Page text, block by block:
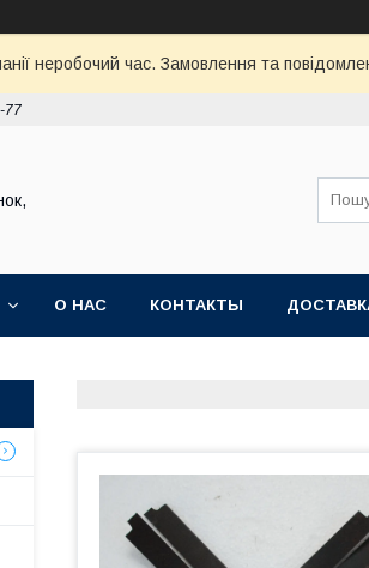
неробочий час. Замовлення та
77
О НАС КОНТАКТЫ